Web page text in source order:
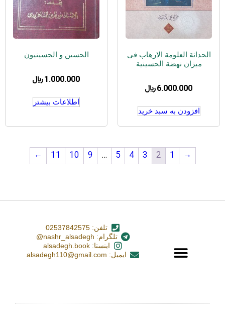
الحداثة العلومة الارهاب فی
میزان نهضة الحسینیة
6.000.000 ﷼
افزودن به سبد خرید
الحسین و الحسینیون
1.000.000 ﷼
اطلاعات بیشتر
→
1
2
3
4
5
…
9
10
11
←
تلفن: 02537842575
تلگرام: nashr_alsadegh@
اینستا: alsadegh.book
ایمیل: alsadegh110@gmail.com